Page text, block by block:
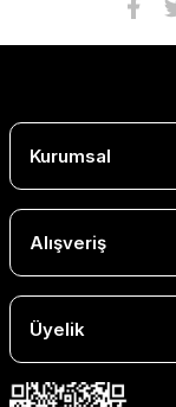
Kurumsal
Alışveriş
Üyelik